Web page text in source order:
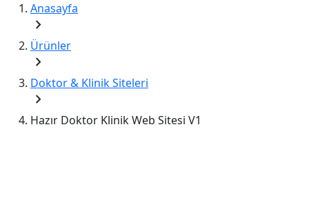
Anasayfa
chevron_right
Ürünler
chevron_right
Doktor & Klinik Siteleri
chevron_right
Hazır Doktor Klinik Web Sitesi V1